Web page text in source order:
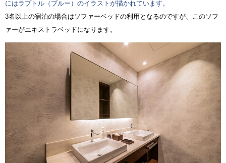
にはラプトル（ブルー）のイラストが描かれています。
3名以上の宿泊の場合はソファーベッドの利用となるのですが、このソフ
ァーがエキストラベッドになります。